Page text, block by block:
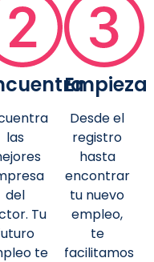
las
del
Tu
te
Empieza
Desde el
registro
hasta
encontrar
tu nuevo
empleo,
te
facilitamos